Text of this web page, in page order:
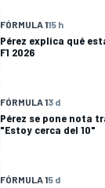
FÓRMULA 115 h
Pérez explica qué
F1 2026
FÓRMULA 13 d
Pérez se pone nota
"Estoy cerca del 10"
FÓRMULA 15 d